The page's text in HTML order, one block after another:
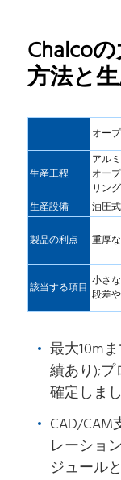
Chalco
方法と
オー
生産工程
アル
オー
リン
生産設備
油圧
製品の利点 重厚
該当する項目 小さ
段差
最大10m
績あり);
確定しまし
CAD/
レーショ
ジュール